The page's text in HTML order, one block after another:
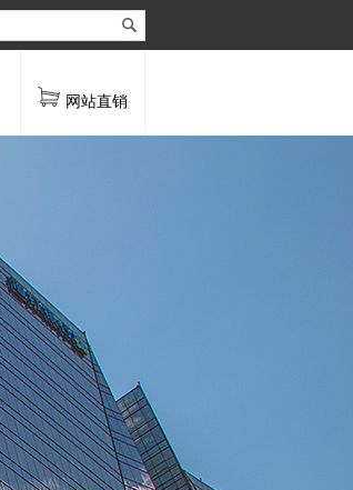
网站直销